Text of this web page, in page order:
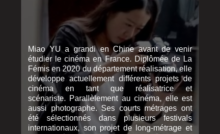
Miao YU a grandi en Chine avant de venir
étudier le cinéma en France. Diplômée de La
Fémis en 2020 du département réalisation, elle
développe actuellement différents projets de
cinéma en tant que réalisatrice et
scénariste. Parallèlement au cinéma, elle est
aussi photographe. Ses courts métrages ont
été sélectionnés dans plusieurs festivals
internationaux, son projet de long-métrage et